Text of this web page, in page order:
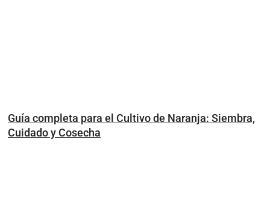
Guía completa para el Cultivo de Naranja: Siembra,
Cuidado y Cosecha